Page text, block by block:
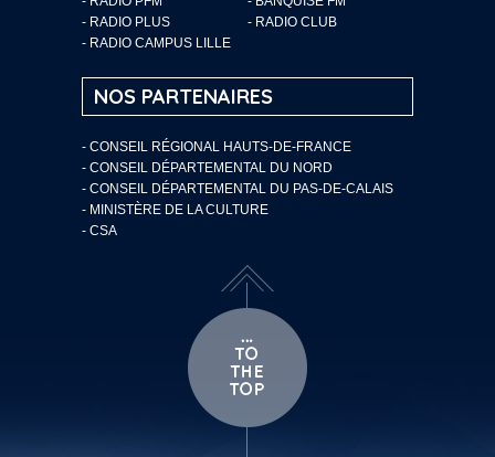
- RADIO PLUS
- RADIO CLUB
- RADIO CAMPUS LILLE
NOS PARTENAIRES
- CONSEIL RÉGIONAL HAUTS-DE-FRANCE
- CONSEIL DÉPARTEMENTAL DU NORD
- CONSEIL DÉPARTEMENTAL DU PAS-DE-CALAIS
- MINISTÈRE DE LA CULTURE
- CSA